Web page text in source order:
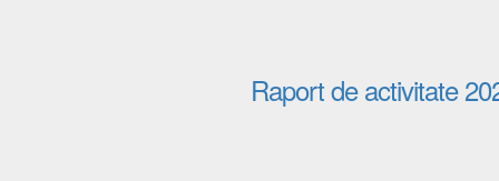
Raport de activitate